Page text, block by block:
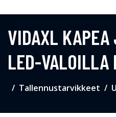
VIDAXL KAPEA
LED-
Tallennustarvikkeet